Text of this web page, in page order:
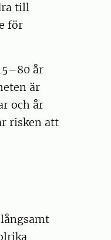
till
för
år
är
och år
risken att